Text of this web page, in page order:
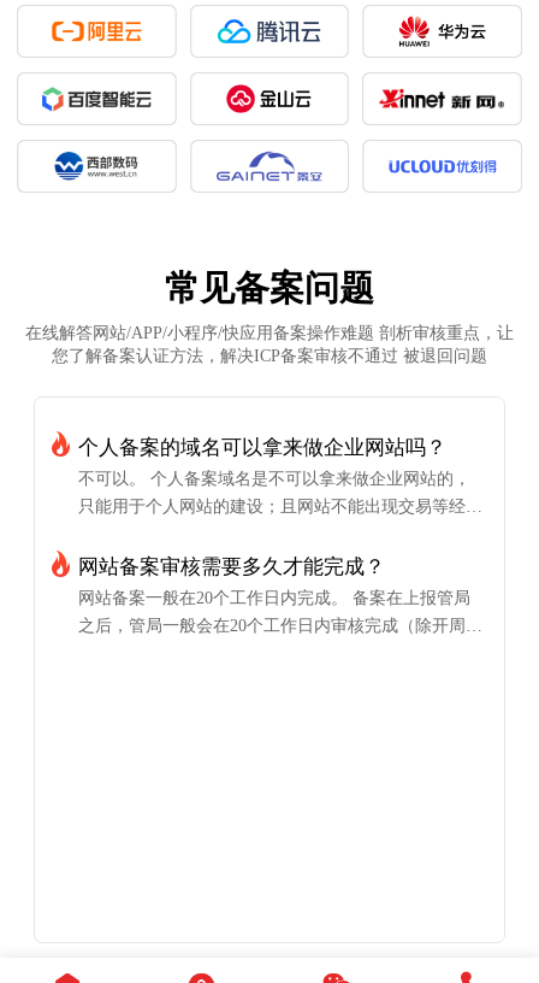
常见备案问题
在线解答网站/APP/小程序/快应用备案操作难题 剖析审核重点，让
您了解备案认证方法，解决ICP备案审核不通过 被退回问题
个人备案的域名可以拿来做企业网站吗？
不可以。 个人备案域名是不可以拿来做企业网站的，
只能用于个人网站的建设；且网站不能出现交易等经营
网站备案审核需要多久才能完成？
网站备案一般在20个工作日内完成。 备案在上报管局
之后，管局一般会在20个工作日内审核完成（除开周末